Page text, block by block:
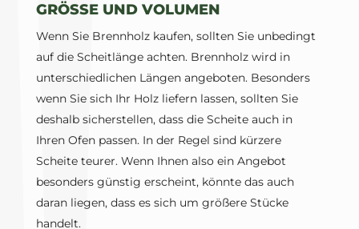
GRÖSSE UND VOLUMEN
Wenn Sie Brennholz kaufen, sollten Sie unbedingt
auf die Scheitlänge achten. Brennholz wird in
unterschiedlichen Längen angeboten. Besonders
wenn Sie sich Ihr Holz liefern lassen, sollten Sie
deshalb sicherstellen, dass die Scheite auch in
Ihren Ofen passen. In der Regel sind kürzere
Scheite teurer. Wenn Ihnen also ein Angebot
besonders günstig erscheint, könnte das auch
daran liegen, dass es sich um größere Stücke
handelt.